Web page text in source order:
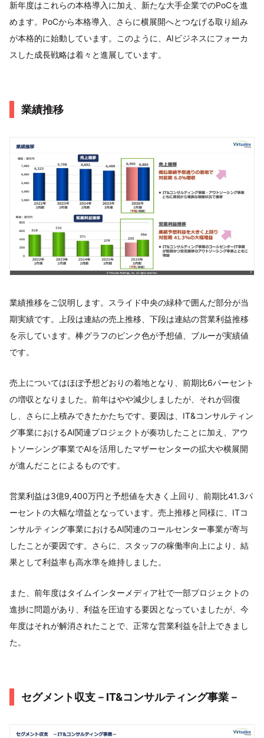
新年度はこれらの本格導入に加え、新たな大手企業でのPoCを進
めます。PoCから本格導入、さらに横展開へとつなげる取り組み
が本格的に始動しています。このように、AIビジネスにフォーカ
スした成長戦略は着々と進展しています。
業績推移
業績推移をご説明します。スライド中央の緑枠で囲んだ部分が当
期実績です。上段は連結の売上推移、下段は連結の営業利益推移
を示しています。棒グラフのピンク色が予想値、ブルーが実績値
です。
売上についてはほぼ予想どおりの着地となり、前期比6パーセント
の増収となりました。前年はやや減少しましたが、それが回復
し、さらに上積みできたかたちです。要因は、IT&コンサルティン
グ事業におけるAI関連プロジェクトが奏功したことに加え、アウ
トソーシング事業でAIを活用したマザーセンターの拡大や横展開
が進んだことによるものです。
営業利益は3億9,400万円と予想値を大きく上回り、前期比41.3パ
ーセントの大幅な増益となっています。売上推移と同様に、ITコ
ンサルティング事業におけるAI関連のコールセンター事業が寄与
したことが要因です。さらに、スタッフの稼働率向上により、結
果として利益率も高水準を維持しました。
また、前年度はタイムインターメディア社で一部プロジェクトの
進捗に問題があり、利益を圧迫する要因となっていましたが、今
年度はそれが解消されたことで、正常な営業利益を計上できまし
た。
セグメント収支－IT&コンサルティング事業－